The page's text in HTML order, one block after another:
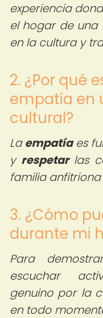
experiencia
el hogar de una
en la cultura y
2. ¿Por qué
empatía en
cultural?
La empatíaes
y respetarlas
familia
3. ¿Cómo
durante mi
Para
escuchar
genuino por la
en todo